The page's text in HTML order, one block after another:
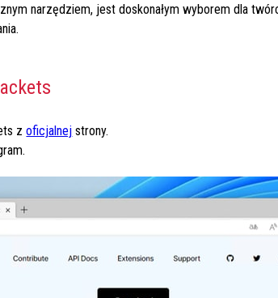
narzędziem, jest doskonałym wyborem dla
zoficjalnej strony.